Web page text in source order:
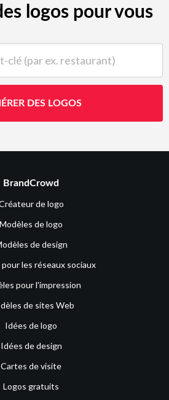
logos pour vous
DES LOGOS
BrandCrowd
de logo
Modèles de logo
de design
les réseaux sociaux
pour l'impression
de sites Web
Idées de logo
Idées de design
Cartes de visite
Logos gratuits